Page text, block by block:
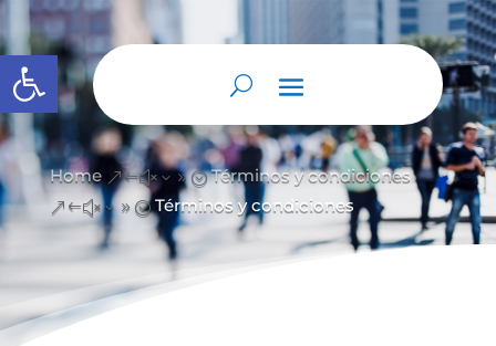
Abrir barra de herramientas
Home &#x39; Términos y condiciones
&#x39; Términos y condiciones